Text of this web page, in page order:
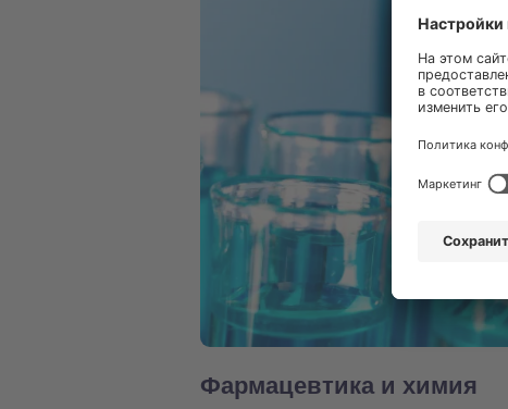
Фармацевтика и химия